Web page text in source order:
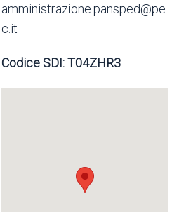
amministrazione.pansped@pe
c.it
Codice SDI: T04ZHR3